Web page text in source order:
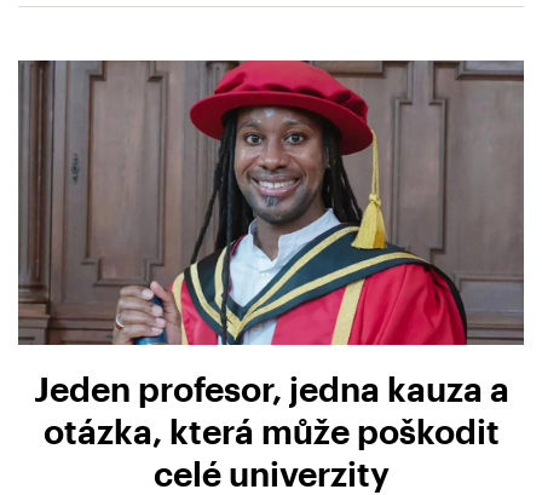
Jeden profesor, jedna kauza a
otázka, která může poškodit
celé univerzity